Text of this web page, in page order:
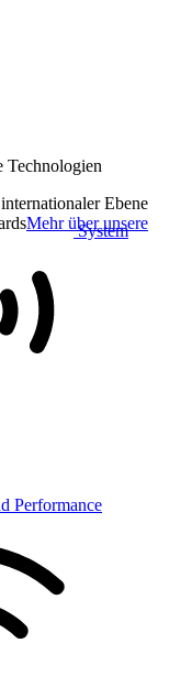
System
Technologien
Ebene
Mehr über unsere
Performance